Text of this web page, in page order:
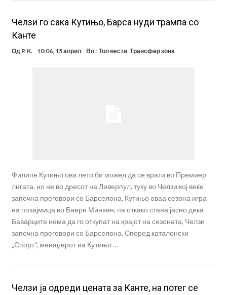
Челзи го сака Кутињо, Барса нуди трампа со
Канте
Од P. K. 10:06, 15 април Во : Топ вести, Трансфер зона
Филипе Кутињо ова лето би можел да се врати во Премиер
лигата, но не во дресот на Ливерпул, туку во Челзи кој веќе
започна преговори со Барселона. Кутињо оваа сезона игра
на позајмица во Баерн Минхен, па откако стана јасно дека
Баварците нема да го откупат на крајот на сезоната, Челзи
започна преговори со Барселона. Според каталонски
„Спорт“, менаџерот на Кутињо …
Челзи ја одреди цената за Канте, на потег се